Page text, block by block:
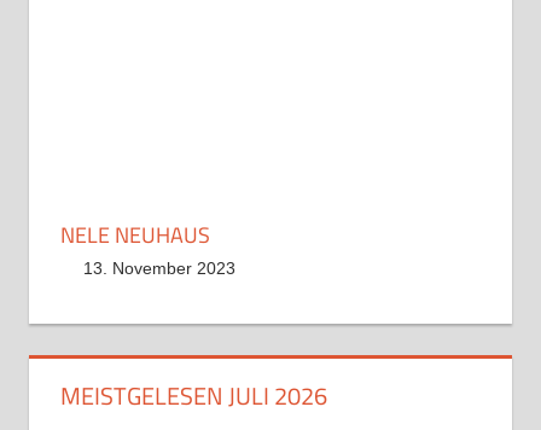
NELE NEUHAUS
13. November 2023
MEISTGELESEN JULI 2026